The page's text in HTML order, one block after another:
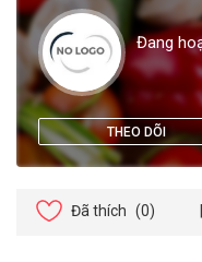
Đang
THEO DÕI
Đã thích (0)